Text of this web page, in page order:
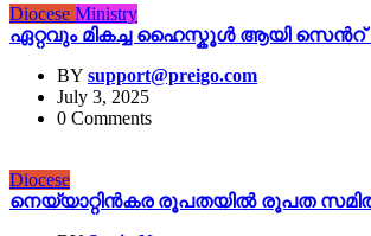
Diocese Ministry
ഏറ്റവും മികച്ച ഹൈസ്കൂൾ ആയി സെൻറ്
BY support@preigo.com
July 3, 2025
0 Comments
Diocese
നെയ്യാറ്റിൻകര രൂപതയിൽ രൂപത സമിതി